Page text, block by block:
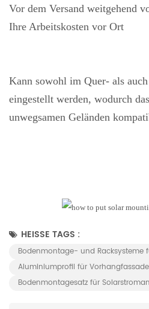
Vor dem Versand weitgehend
Ihre Arbeitskosten vor Ort
Kann sowohl im Quer- als
eingestellt werden, wodurch
unwegsamen Geländen
HEISSE TAGS :
Bodenmontage- und Racksysteme
Aluminiumprofil für Vorhangfassade
Bodenmontagesatz für